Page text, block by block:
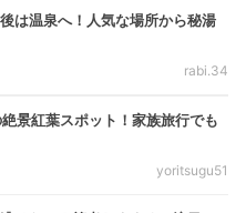
は温泉へ！人気な場所から秘湯
rabi.34
絶景紅葉スポット！家族旅行でも
yoritsugu51